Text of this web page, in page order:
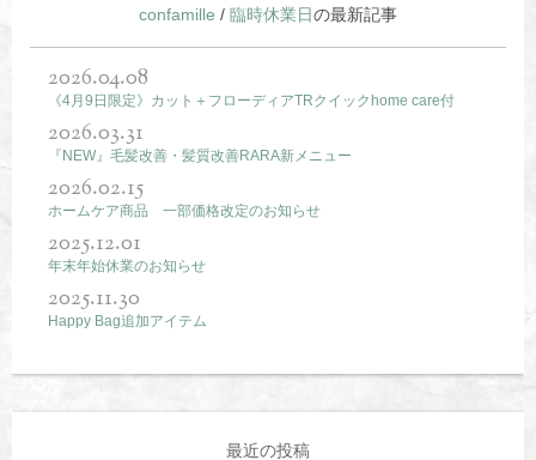
confamille / 臨時休業日の最新記事
2026.04.08
《4月9日限定》カット＋フローディアTRクイックhome care付
2026.03.31
『NEW』毛髪改善・髪質改善RARA新メニュー
2026.02.15
ホームケア商品 一部価格改定のお知らせ
2025.12.01
年末年始休業のお知らせ
2025.11.30
Happy Bag追加アイテム
最近の投稿